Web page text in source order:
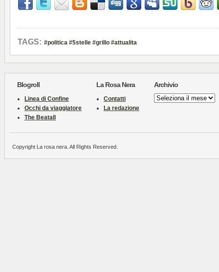
TAGS: #politica #5stelle #grillo #attualita
Blogroll
Linea di Confine
Occhi da viaggiatore
The Beatall
La Rosa Nera
Contatti
La redazione
Archivio
Archivio
Copyright La rosa nera. All Rights Reserved.